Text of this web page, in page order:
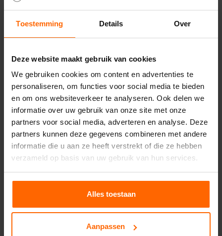
Toestemming Details Over
Deze website maakt gebruik van cookies
We gebruiken cookies om content en advertenties te
personaliseren, om functies voor social media te bieden
en om ons websiteverkeer te analyseren. Ook delen we
informatie over uw gebruik van onze site met onze
partners voor social media, adverteren en analyse. Deze
partners kunnen deze gegevens combineren met andere
informatie die u aan ze heeft verstrekt of die ze hebben
verzameld op basis van uw gebruik van hun services.
Alles toestaan
Aanpassen
Voor de plaatsing en grootte van een banner is
kiezen om volledige wanden van jouw carré
stand of hoek stand te bekleden met een of
meerdere grote spandoeken. Hiermee sluit je
echter ook meteen een of meerdere kanten van
de stand af, wat natuurlijk niet zo handig is als
je bijvoorbeeld midden op de beursvloer staat.
een extra deel te plaatsen waarin je de banner
Beurzen zijn uiteraard niet de enige soort
constructies worden geplaatst. Denk aan